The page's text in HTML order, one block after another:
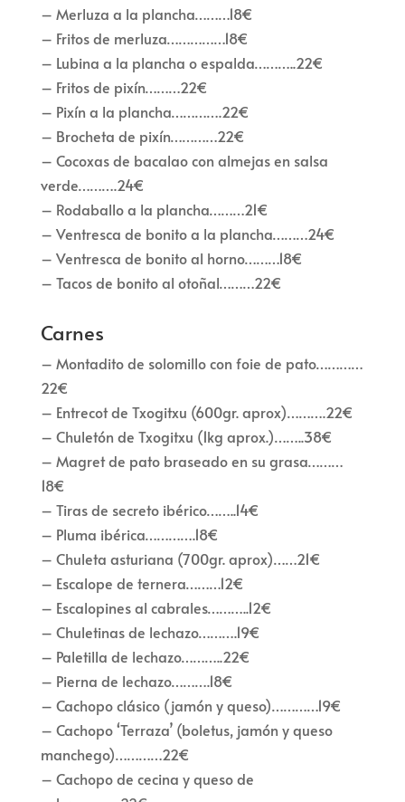
– Merluza a la plancha………18€
– Fritos de merluza……………18€
– Lubina a la plancha o espalda………..22€
– Fritos de pixín………22€
– Pixín a la plancha………….22€
– Brocheta de pixín…………22€
– Cocoxas de bacalao con almejas en salsa
verde……….24€
– Rodaballo a la plancha………21€
– Ventresca de bonito a la plancha………24€
– Ventresca de bonito al horno………18€
– Tacos de bonito al otoñal………22€
Carnes
– Montadito de solomillo con foie de pato…………
22€
– Entrecot de Txogitxu (600gr. aprox)……….22€
– Chuletón de Txogitxu (1kg aprox.)……..38€
– Magret de pato braseado en su grasa………
18€
– Tiras de secreto ibérico……..14€
– Pluma ibérica………….18€
– Chuleta asturiana (700gr. aprox)……21€
– Escalope de ternera………12€
– Escalopines al cabrales………..12€
– Chuletinas de lechazo……….19€
– Paletilla de lechazo………..22€
– Pierna de lechazo……….18€
– Cachopo clásico (jamón y queso)…………19€
– Cachopo ‘Terraza’ (boletus, jamón y queso
manchego)…………22€
– Cachopo de cecina y queso de